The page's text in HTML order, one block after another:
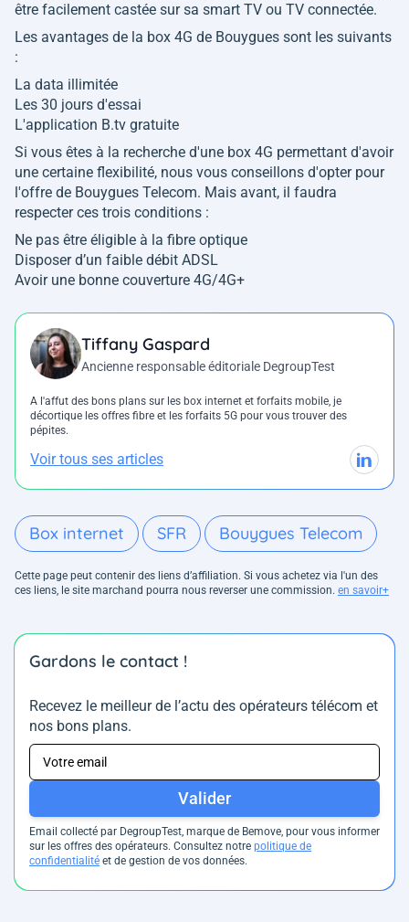
être facilement castée sur sa smart TV ou TV connectée.
Les avantages de la box 4G de Bouygues sont les suivants
:
La data illimitée
Les 30 jours d'essai
L'application B.tv gratuite
Si vous êtes à la recherche d'une box 4G permettant d'avoir
une certaine flexibilité, nous vous conseillons d'opter pour
l'offre de Bouygues Telecom. Mais avant, il faudra
respecter ces trois conditions :
Ne pas être éligible à la fibre optique
Disposer d’un faible débit ADSL
Avoir une bonne couverture 4G/4G+
Tiffany Gaspard
Ancienne responsable éditoriale DegroupTest
A l'affut des bons plans sur les box internet et forfaits mobile, je
décortique les offres fibre et les forfaits 5G pour vous trouver des
pépites.
Voir tous ses articles
Box internet SFR Bouygues Telecom
Cette page peut contenir des liens d’affiliation. Si vous achetez via l'un des
ces liens, le site marchand pourra nous reverser une commission. en savoir+
Gardons le contact !
Recevez le meilleur de l’actu des opérateurs télécom et
nos bons plans.
Valider
Email collecté par DegroupTest, marque de Bemove, pour vous informer
sur les offres des opérateurs. Consultez notre politique de
confidentialité et de gestion de vos données.